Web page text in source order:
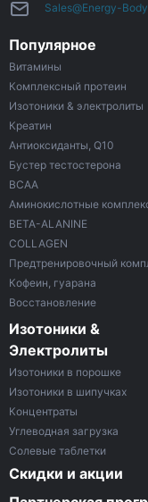
Sales@Energy-
Популярное
Витамины
Комплексный протеин
Изотоники & электролиты
Креатин
Антиоксиданты, Q10
Бустер тестостерона
ВСАА
Аминокислотные
BETA-ALANINE
COLLAGEN
Предтренировочный
Кофеин, гуарана
Восстановление
Изотоники &
Электролиты
Изотоники в порошке
Изотоники в шипучках
Концентраты
Углеводная загрузка
Солевые таблетки
Скидки и акции